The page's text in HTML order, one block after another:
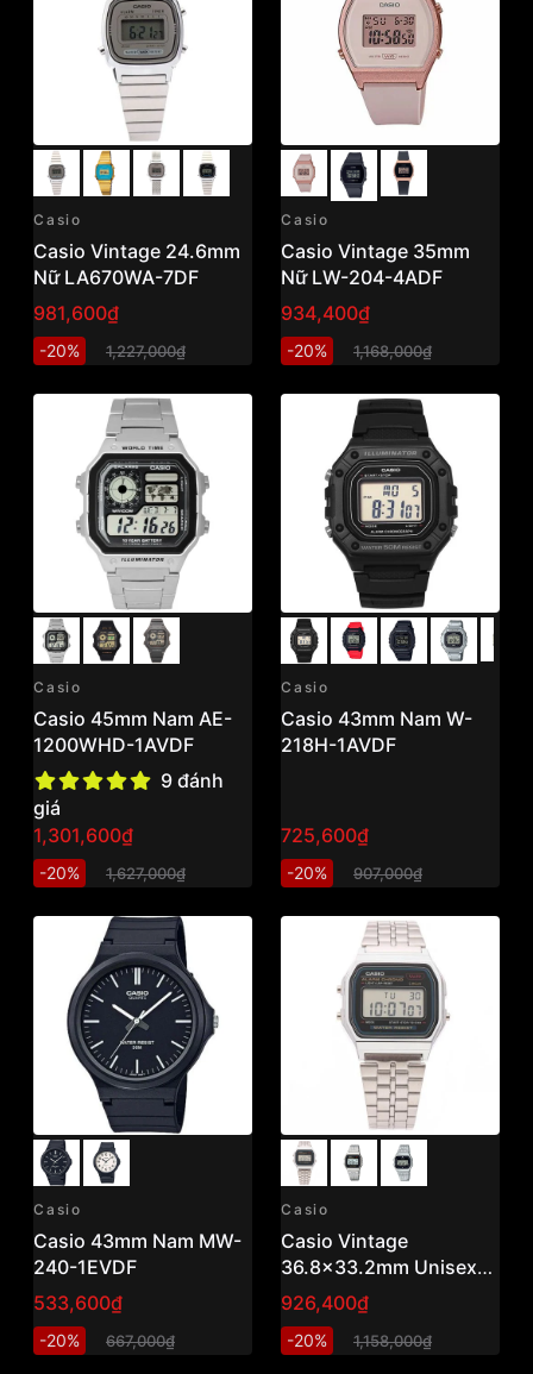
Casio
Casio Vintage 24.6mm
Nữ LA670WA-7DF
981,600₫
-20% 1,227,000₫
Casio
Casio Vintage 35mm
Nữ LW-204-4ADF
934,400₫
-20% 1,168,000₫
Casio
Casio 45mm Nam AE-
1200WHD-1AVDF
9 đánh
giá
1,301,600₫
-20% 1,627,000₫
Casio
Casio 43mm Nam W-
218H-1AVDF
725,600₫
-20% 907,000₫
Casio
Casio 43mm Nam MW-
240-1EVDF
533,600₫
-20% 667,000₫
Casio
Casio Vintage
36.8x33.2mm Unisex
A159WA-N1DF
926,400₫
-20% 1,158,000₫